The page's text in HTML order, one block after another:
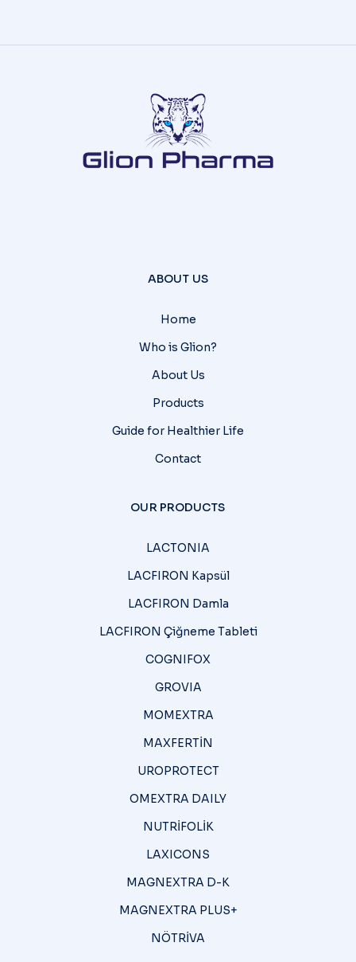
ABOUT US
Home
Who is Glion?
About Us
Products
Guide for Healthier Life
Contact
OUR PRODUCTS
LACTONIA
LACFIRON Kapsül
LACFIRON Damla
LACFIRON Çiğneme Tableti
COGNIFOX
GROVIA
MOMEXTRA
MAXFERTİN
UROPROTECT
OMEXTRA DAILY
NUTRİFOLİK
LAXICONS
MAGNEXTRA D-K
MAGNEXTRA PLUS+
NÖTRİVA